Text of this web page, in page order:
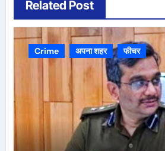
Related Post
Crime अपना शहर फीचर